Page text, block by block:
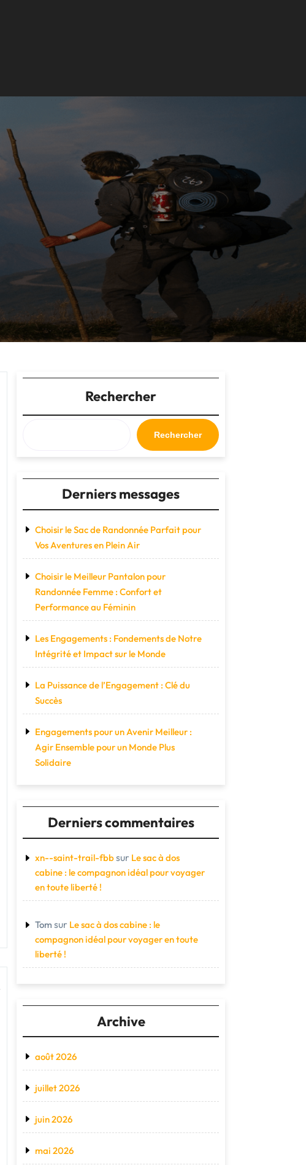
Rechercher
Rechercher
Derniers messages
Choisir le Sac de Randonnée Parfait pour
Vos Aventures en Plein Air
Choisir le Meilleur Pantalon pour
Randonnée Femme : Confort et
Performance au Féminin
Les Engagements : Fondements de Notre
Intégrité et Impact sur le Monde
La Puissance de l’Engagement : Clé du
Succès
Engagements pour un Avenir Meilleur :
Agir Ensemble pour un Monde Plus
Solidaire
Derniers commentaires
xn--saint-trail-fbbsur Le sac à dos
cabine : le compagnon idéal pour voyager
en toute liberté !
Tom sur Le sac à dos cabine : le
compagnon idéal pour voyager en toute
liberté !
Archive
août 2026
juillet 2026
juin 2026
mai 2026